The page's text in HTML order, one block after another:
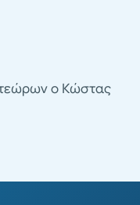
ο Κώστας